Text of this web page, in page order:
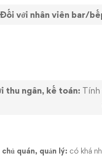
viên bar/
thu ngân, kế toán: Tính
quán, quản lý: có khá